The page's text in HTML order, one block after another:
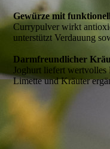
Gewürze mit
Currypulver wirkt
unterstützt Verdauung
Darmfreundlicher
Joghurt liefert
Limette und Kräuter